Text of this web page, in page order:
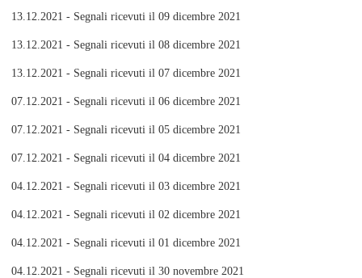
13.12.2021 - Segnali ricevuti il 09 dicembre 2021
13.12.2021 - Segnali ricevuti il 08 dicembre 2021
13.12.2021 - Segnali ricevuti il 07 dicembre 2021
07.12.2021 - Segnali ricevuti il 06 dicembre 2021
07.12.2021 - Segnali ricevuti il 05 dicembre 2021
07.12.2021 - Segnali ricevuti il 04 dicembre 2021
04.12.2021 - Segnali ricevuti il 03 dicembre 2021
04.12.2021 - Segnali ricevuti il 02 dicembre 2021
04.12.2021 - Segnali ricevuti il 01 dicembre 2021
04.12.2021 - Segnali ricevuti il 30 novembre 2021